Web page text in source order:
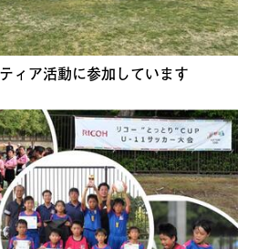
ィア活動に参加しています